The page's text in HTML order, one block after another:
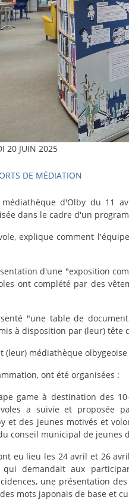
20 JUIN 2025
DE MÉDIATION
d'Olby du 11
dans le cadre d'un
explique comment
d'une "exposition
ont complété par des
"une table de
à disposition par (leur) tête
(leur) médiathèque
ont été organisées :
game à destination des
a suivie et proposée
et des jeunes motivés et
conseil municipal de jeunes
eu lieu les 24 avril et 26
qui demandait aux
une présentation
mots japonais de base et